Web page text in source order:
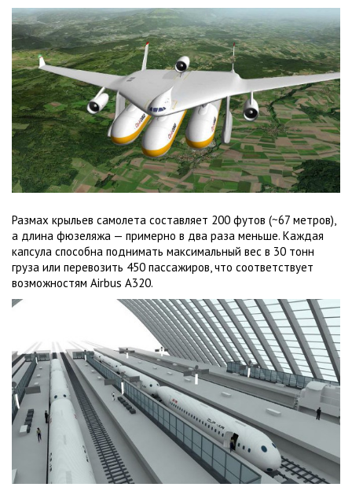
Размах крыльев самолета составляет 200 футов (~67 метров),
а длина фюзеляжа — примерно в два раза меньше. Каждая
капсула способна поднимать максимальный вес в 30 тонн
груза или перевозить 450 пассажиров, что соответствует
возможностям Airbus A320.